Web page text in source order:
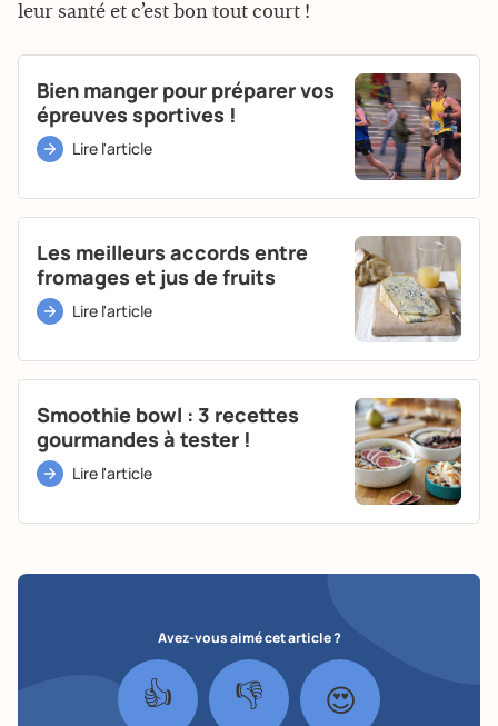
leur santé et c’est bon tout court !
Bien manger pour préparer vos
épreuves sportives !
Lire l'article
Les meilleurs accords entre
fromages et jus de fruits
Lire l'article
Smoothie bowl : 3 recettes
gourmandes à tester !
Lire l'article
Avez-vous aimé cet article ?
👍 👎 😍